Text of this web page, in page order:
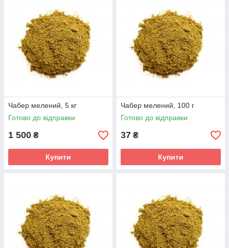
Чабер мелений, 5 кг
Готово до відправки
1 500 ₴
Купити
Чабер мелений, 100 г
Готово до відправки
37 ₴
Купити